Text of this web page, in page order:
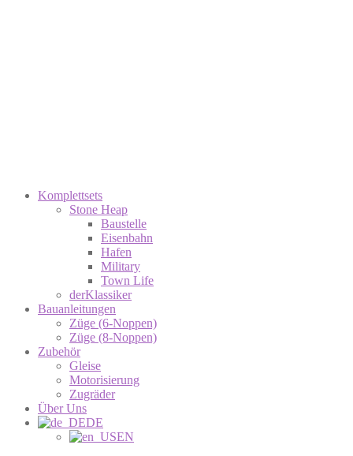
Komplettsets
Stone Heap
Baustelle
Eisenbahn
Hafen
Military
Town Life
derKlassiker
Bauanleitungen
Züge (6-Noppen)
Züge (8-Noppen)
Zubehör
Gleise
Motorisierung
Zugräder
Über Uns
DE
EN